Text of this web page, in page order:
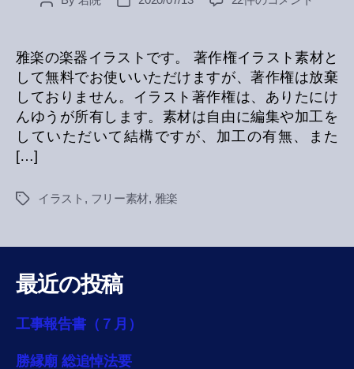
器
イ
ラ
ス
ト
へ
雅楽の楽器イラストです。 著作権イラスト素材と
して無料でお使いいただけますが、著作権は放棄
しておりません。イラスト著作権は、ありたにけ
んゆうが所有します。素材は自由に編集や加工を
していただいて結構ですが、加工の有無、また
[…]
Tags イラスト , フリー素材, 雅楽
最近の投稿
工事報告書（７月）
勝縁廟 総追悼法要